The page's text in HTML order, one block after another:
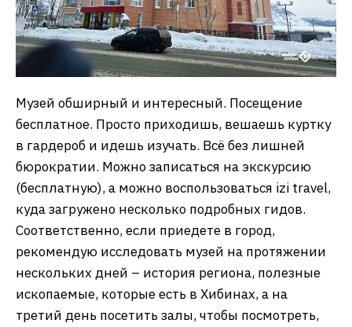
Музей обширный и интересный. Посещение
бесплатное. Просто приходишь, вешаешь куртку
в гардероб и идешь изучать. Всё без лишней
бюрократии. Можно записаться на экскурсию
(бесплатную), а можно воспользоваться izi travel,
куда загружено несколько подробных гидов.
Соответственно, если приедете в город,
рекомендую исследовать музей на протяжении
нескольких дней – история региона, полезные
ископаемые, которые есть в Хибинах, а на
третий день посетить залы, чтобы посмотреть,